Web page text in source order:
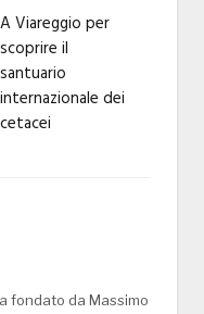
A Viareggio per
scoprire il
santuario
internazionale dei
cetacei
fondato da Massimo